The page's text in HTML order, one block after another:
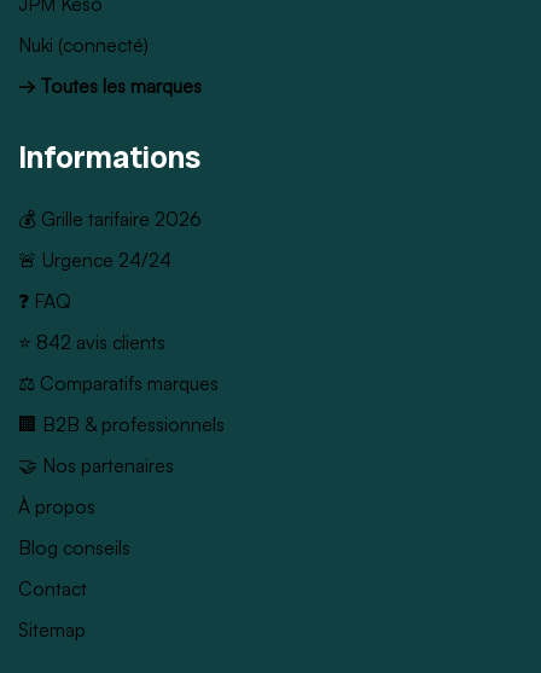
Nuki (connecté)
→ Toutes les marques
Informations
💰 Grille tarifaire 2026
🚨 Urgence 24/24
❓ FAQ
⭐ 842 avis clients
⚖️ Comparatifs marques
🏢 B2B & professionnels
🤝 Nos partenaires
À propos
Blog conseils
Contact
Sitemap